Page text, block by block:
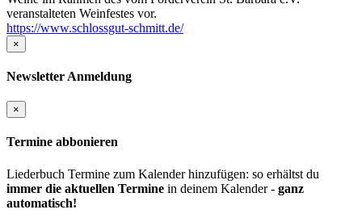
veranstalteten Weinfestes vor.
https://www.schlossgut-schmitt.de/
×
Newsletter Anmeldung
×
Termine abbonieren
Liederbuch Termine zum Kalender hinzufügen: so erhältst du
immer die aktuellen Termine in deinem Kalender - ganz
automatisch!